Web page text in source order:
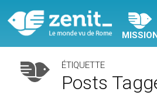
ÉTIQUETTE
Posts